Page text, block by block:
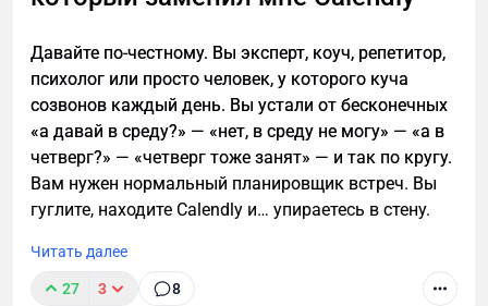
Давайте по-честному. Вы эксперт, коуч, репетитор,
психолог или просто человек, у которого куча
созвонов каждый день. Вы устали от бесконечных
«а давай в среду?» — «нет, в среду не могу» — «а в
четверг?» — «четверг тоже занят» — и так по кругу.
Вам нужен нормальный планировщик встреч. Вы
гуглите, находите Calendly и… упираетесь в стену.
Читать далее
27 3 8